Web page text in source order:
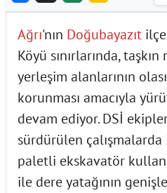
Ağrı'nın Doğubayazıt
Köyü sınırlarında,
yerleşim alanlarının
korunması amacıyla
devam ediyor. DSİ
sürdürülen
paletli ekskavatör
ile dere yatağının